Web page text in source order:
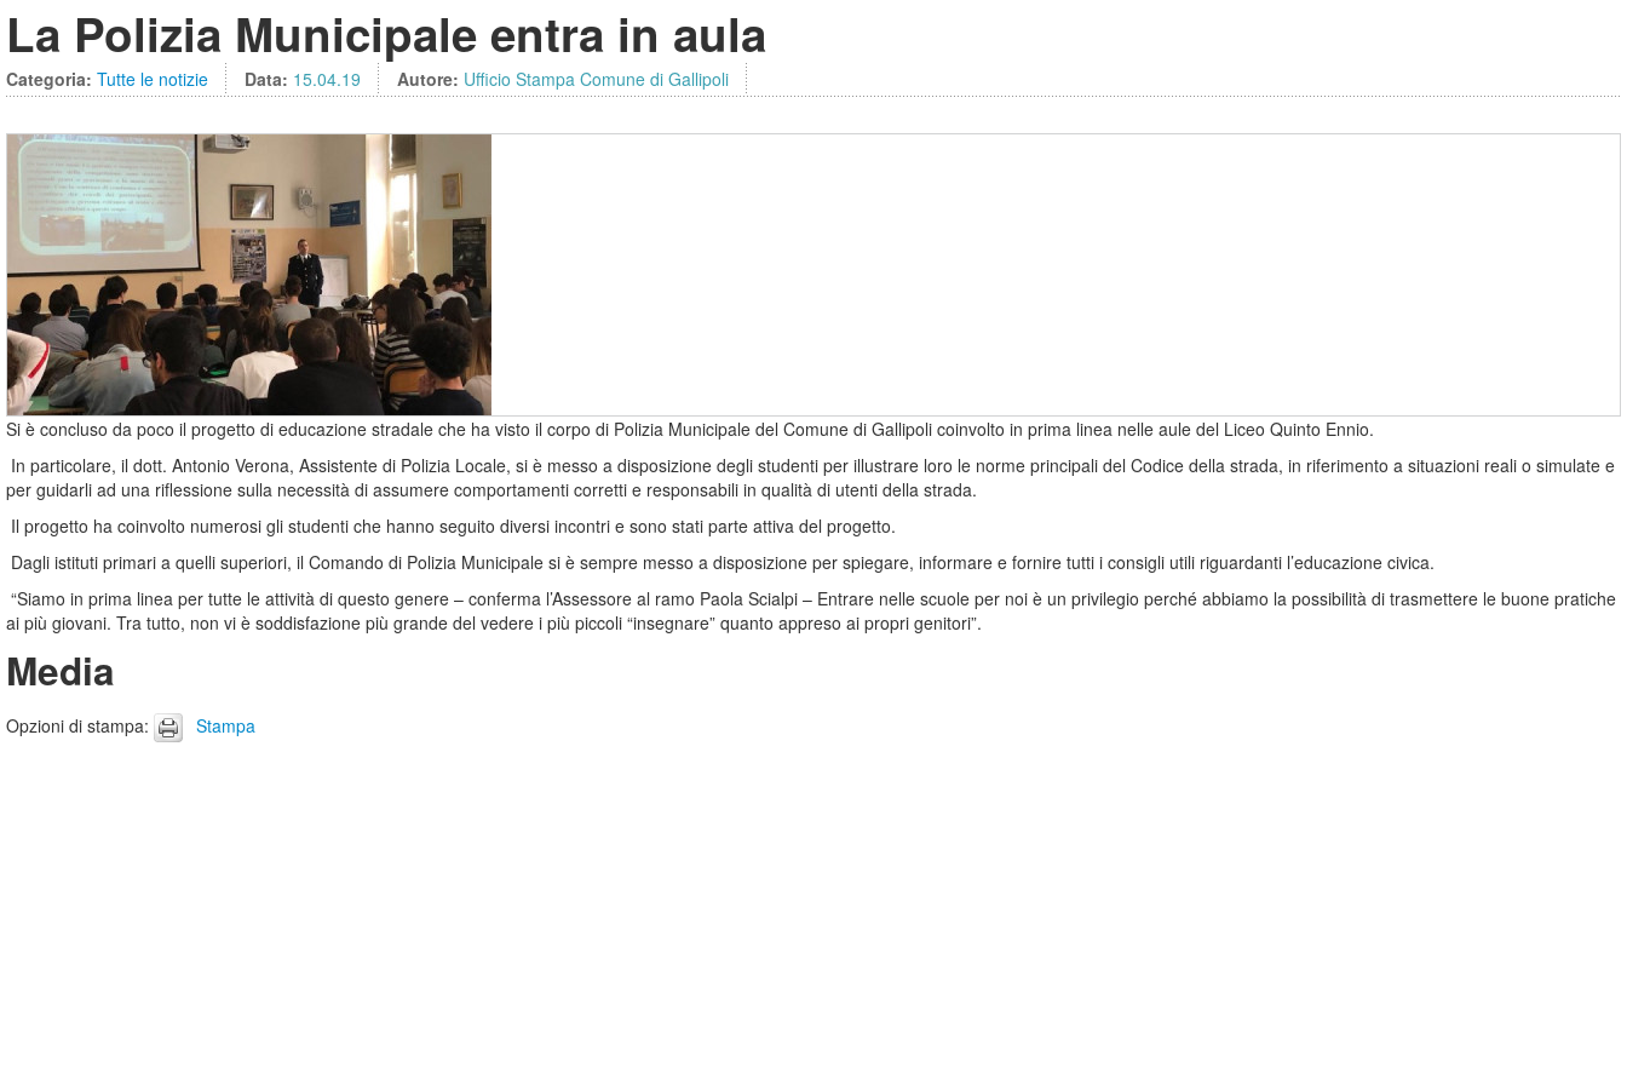
La Polizia Municipale entra in aula
Categoria: Tutte le notizie Data: 15.04.19 Autore: Ufficio Stampa Comune di Gallipoli
Si è concluso da poco il progetto di educazione stradale che ha visto il corpo di Polizia Municipale del Comune di Gallipoli coinvolto in prima linea nelle aule del Liceo Quinto Ennio.
In particolare, il dott. Antonio Verona, Assistente di Polizia Locale, si è messo a disposizione degli studenti per illustrare loro le norme principali del Codice della strada, in riferimento a situazioni reali o simulate e
per guidarli ad una riflessione sulla necessità di assumere comportamenti corretti e responsabili in qualità di utenti della strada.
Il progetto ha coinvolto numerosi gli studenti che hanno seguito diversi incontri e sono stati parte attiva del progetto.
Dagli istituti primari a quelli superiori, il Comando di Polizia Municipale si è sempre messo a disposizione per spiegare, informare e fornire tutti i consigli utili riguardanti l’educazione civica.
“Siamo in prima linea per tutte le attività di questo genere – conferma l’Assessore al ramo Paola Scialpi – Entrare nelle scuole per noi è un privilegio perché abbiamo la possibilità di trasmettere le buone pratiche
ai più giovani. Tra tutto, non vi è soddisfazione più grande del vedere i più piccoli “insegnare” quanto appreso ai propri genitori”.
Media
Opzioni di stampa: Stampa